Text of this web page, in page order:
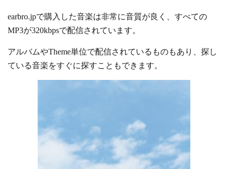
earbro.jpで購入した音楽は非常に音質が良く、すべての
MP3が320kbpsで配信されています。
アルバムやTheme単位で配信されているものもあり、探し
ている音楽をすぐに探すこともできます。